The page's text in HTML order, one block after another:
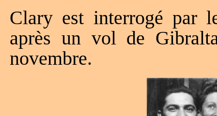
Clary est interrogé par
après un vol de
novembre.